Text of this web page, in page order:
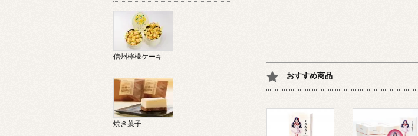
おすすめ商品
信州檸檬ケーキ
焼き菓子